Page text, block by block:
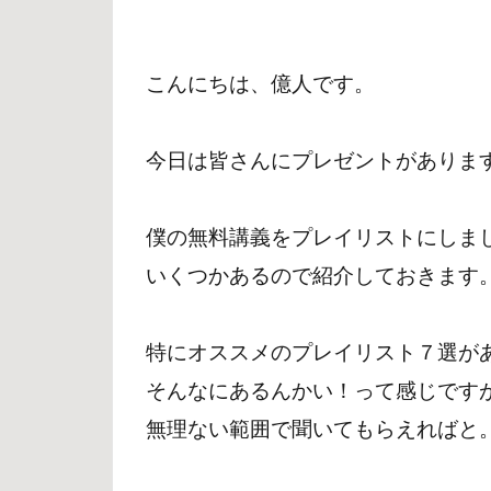
こんにちは、億人です。
今日は皆さんにプレゼントがありま
僕の無料講義をプレイリストにしま
いくつかあるので紹介しておきます。
特にオススメのプレイリスト７選が
そんなにあるんかい！って感じです
無理ない範囲で聞いてもらえればと。